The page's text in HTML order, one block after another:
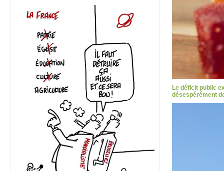
Le déficit public
désespérément